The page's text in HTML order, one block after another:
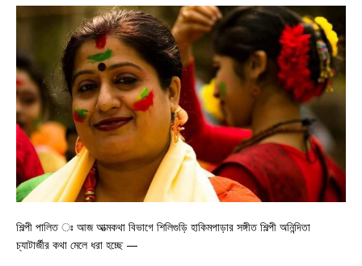
শিল্পী পালিত ঃ আজ আত্মকথা বিভাগে শিলিগুড়ি হাকিমপাড়ার সঙ্গীত শিল্পী অনিন্দিতা
চ্যাটার্জীর কথা মেলে ধরা হচ্ছে —